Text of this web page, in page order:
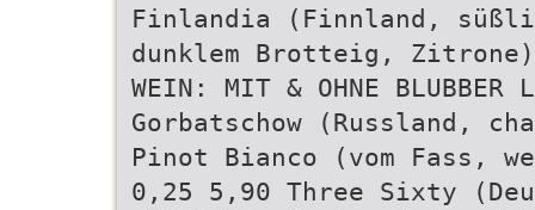
Finlandia (Finnland,
dunklem Brotteig,
WEIN: MIT & OHNE
Gorbatschow (Russland,
Pinot Bianco (vom Fass,
0,25 5,90 Three Sixty